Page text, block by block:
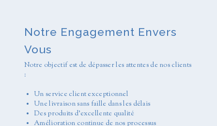
Notre Engagement Envers
Vous
Notre objectif est de dépasser les attentes de nos clients
:
Un service client exceptionnel
Une livraison sans faille dans les délais
Des produits d'excellente qualité
Amélioration continue de nos processus